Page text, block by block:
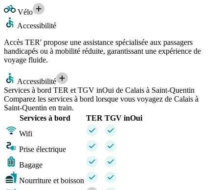
Vélo
Accessibilité
Accès TER' propose une assistance spécialisée aux passagers
handicapés ou à mobilité réduite, garantissant une expérience de
voyage fluide.
Accessibilité
Services à bord TER et TGV inOui de Calais à Saint-Quentin
Comparez les services à bord lorsque vous voyagez de Calais à
Saint-Quentin en train.
Services à bord
TER TGV inOui
Wifi
Prise électrique
Bagage
Nourriture et boisson